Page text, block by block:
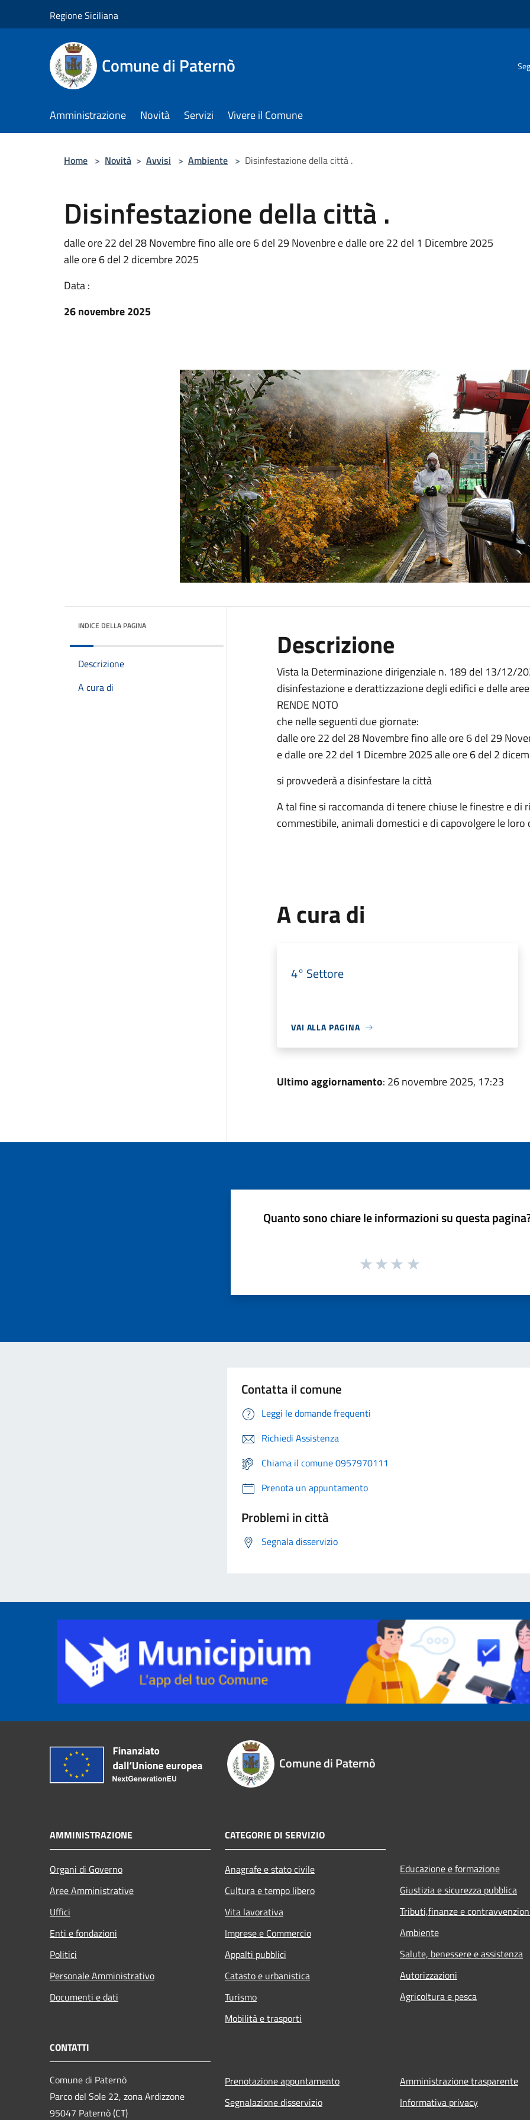
Regione Siciliana
Comune di Paternò
Amministrazione Novità Servizi Vivere il Comune
Home > Novità > Avvisi > Ambiente > Disinfestazione della città .
Disinfestazione della città .
dalle ore 22 del 28 Novembre fino alle ore 6 del 29 Novenbre e dalle ore 22 del 1 Dicembre 2025
alle ore 6 del 2 dicembre 2025
Data :
26 novembre 2025
INDICE DELLA PAGINA
Descrizione
A cura di
Descrizione
Vista la Determinazione dirigenziale n. 189 del 13/12/
disinfestazione e derattizzazione degli edifici e delle
RENDE NOTO
che nelle seguenti due giornate:
dalle ore 22 del 28 Novembre fino alle ore 6 del 29
e dalle ore 22 del 1 Dicembre 2025 alle ore 6 del 2
si provvederà a disinfestare la città
A tal fine si raccomanda di tenere chiuse le finestre e di
commestibile, animali domestici e di capovolgere le loro
A cura di
4° Settore
VAI ALLA PAGINA
Ultimo aggiornamento: 26 novembre 2025, 17:23
Quanto sono chiare le informazioni su questa
Contatta il comune
Leggi le domande frequenti
Richiedi Assistenza
Chiama il comune 0957970111
Prenota un appuntamento
Problemi in città
Segnala disservizio
Comune di Paternò
AMMINISTRAZIONE
Organi di Governo
Aree Amministrative
Uffici
Enti e fondazioni
Politici
Personale Amministrativo
Documenti e dati
CATEGORIE DI SERVIZIO
Anagrafe e stato civile
Cultura e tempo libero
Vita lavorativa
Imprese e Commercio
Appalti pubblici
Catasto e urbanistica
Turismo
Mobilità e trasporti
Educazione e formazione
Giustizia e sicurezza pubblica
Tributi,finanze e
Ambiente
Salute, benessere e assistenza
Autorizzazioni
Agricoltura e pesca
CONTATTI
Comune di Paternò
Parco del Sole 22, zona Ardizzone
95047 Paternò (CT)
Prenotazione appuntamento
Segnalazione disservizio
Amministrazione trasparente
Informativa privacy